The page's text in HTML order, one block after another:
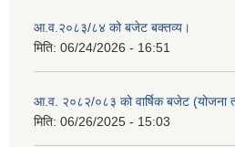
आ.व.२०८३/८४ को बजेट बक्तव्य।
मिति: 06/24/2026 - 16:51
आ.व. २०८२/०८३ को वार्षिक बजेट (योजना
मिति: 06/26/2025 - 15:03